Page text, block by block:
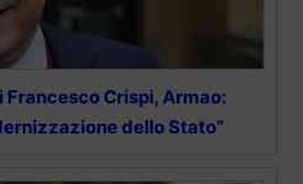
Crispi, Armao:
dello Stato”